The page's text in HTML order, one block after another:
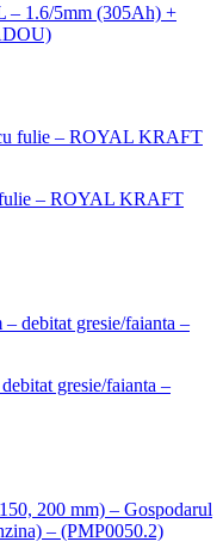
– 1.6/5mm (305Ah) +
fulie – ROYAL KRAFT
gresie/faianta –